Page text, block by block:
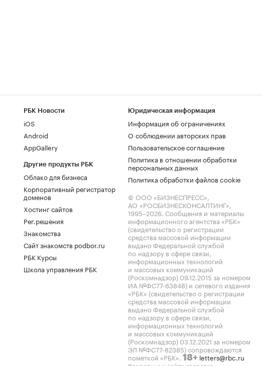
РБК Новости
iOS
Android
AppGallery
Другие продукты РБК
Облако для бизнеса
Корпоративный регистратор
доменов
Хостинг сайтов
Рег.решения
Знакомства
Сайт знакомств podbor.ru
РБК Курсы
Школа управления РБК
Юридическая информация
Информация об ограничениях
О соблюдении авторских прав
Пользовательское соглашение
Политика в отношении обработки
персональных данных
Политика обработки файлов cookie
© ООО «БИЗНЕСПРЕСС»,
АО «РОСБИЗНЕСКОНСАЛТИНГ»,
1995–2026. Сообщения и материалы
информационного агентства «РБК»
(свидетельство о регистрации
средства массовой информации
выдано Федеральной службой
по надзору в сфере связи,
информационных технологий
и массовых коммуникаций
(Роскомнадзор) 09.12.2015 за номером
ИА №ФС77-63848) и сетевого издания
«РБК» (свидетельство о регистрации
средства массовой информации
выдано Федеральной службой
по надзору в сфере связи,
информационных технологий
и массовых коммуникаций
(Роскомнадзор) 03.12.2021 за номером
ЭЛ №ФС77-82385) сопровождаются
пометкой «РБК». 18+ letters@rbc.ru